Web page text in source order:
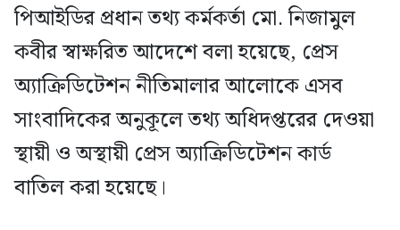
পিআইডির প্রধান তথ্য কর্মকর্তা মো. নিজামুল
কবীর স্বাক্ষরিত আদেশে বলা হয়েছে, প্রেস
অ্যাক্রিডিটেশন নীতিমালার আলোকে এসব
সাংবাদিকের অনুকূলে তথ্য অধিদপ্তরের দেওয়া
স্থায়ী ও অস্থায়ী প্রেস অ্যাক্রিডিটেশন কার্ড
বাতিল করা হয়েছে।